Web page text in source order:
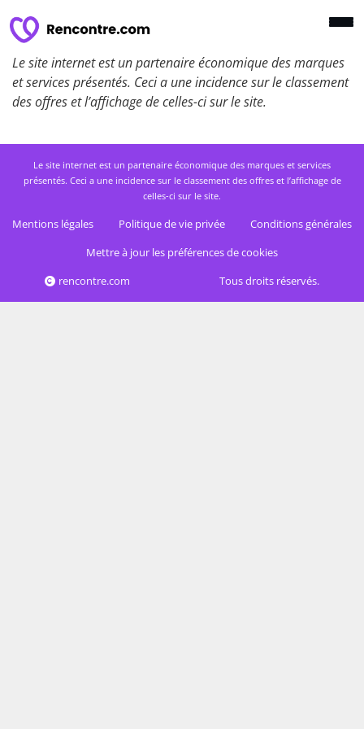
Le site internet est un partenaire économique des marques
et services présentés. Ceci a une incidence sur le classement
des offres et l’affichage de celles-ci sur le site.
Le site internet est un partenaire économique des marques et services
présentés. Ceci a une incidence sur le classement des offres et l’affichage de
celles-ci sur le site.
Mentions légales Politique de vie privée
Conditions générales
Mettre à jour les préférences de cookies
rencontre.com
Tous droits réservés.